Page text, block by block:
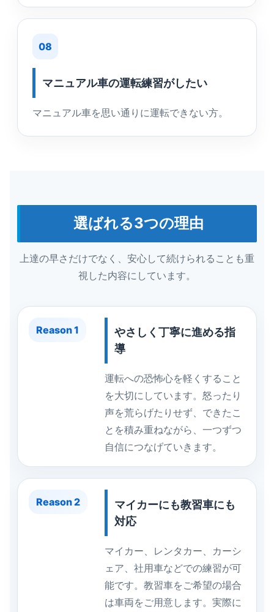
08
マニュアル車の運転練習がしたい
マニュアル車を思い通りに運転できない方。
選ばれる3つの理由
上達の早さだけでなく、安心して続けられることも重
視した内容にしています。
Reason 1
やさしく丁寧に進める指
導
運転への恐怖心を軽くすること
を大切にしています。怒ったり
声を荒らげたりせず、できたこ
とを積み重ねながら、一つずつ
自信につなげていきます。
Reason 2
マイカーにも教習車にも
対応
マイカー、レンタカー、カーシ
ェア、社用車などでの練習が可
能です。教習車をご希望の場合
は車両をご用意します。実際に